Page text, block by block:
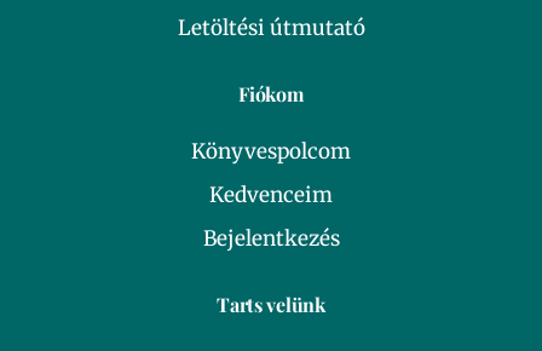
Letöltési útmutató
Fiókom
Könyvespolcom
Kedvenceim
Bejelentkezés
Tarts velünk